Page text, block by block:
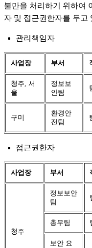
불만을 처리하기 위하여
자 및 접근권한자를 두고
관리책임자
사업장 부서
청주, 서
울
정보보
안팀
구미
환경안
전팀
접근권한자
사업장 부서
청주
정보보안
팀
총무팀
보안 요